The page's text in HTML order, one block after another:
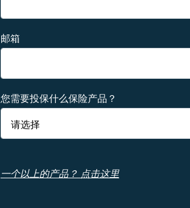
邮箱
您需要投保什么保险产品？
一个以上的产品？ 点击这里